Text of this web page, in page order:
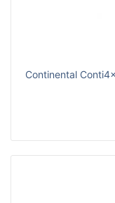
Continental